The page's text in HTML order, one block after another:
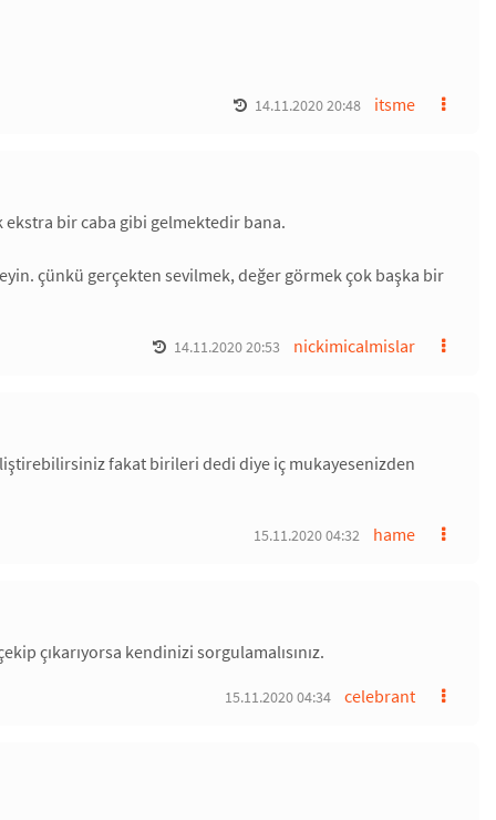
itsme
14.11.2020 20:48
ekstra bir caba gibi gelmektedir bana.
çünkü gerçekten sevilmek, değer görmek çok başka bir
nickimicalmislar
14.11.2020 20:53
fakat birileri dedi diye iç mukayesenizden
hame
15.11.2020 04:32
çıkarıyorsa kendinizi sorgulamalısınız.
celebrant
15.11.2020 04:34